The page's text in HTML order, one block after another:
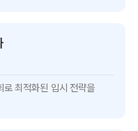
로최적화된 입시 전략을